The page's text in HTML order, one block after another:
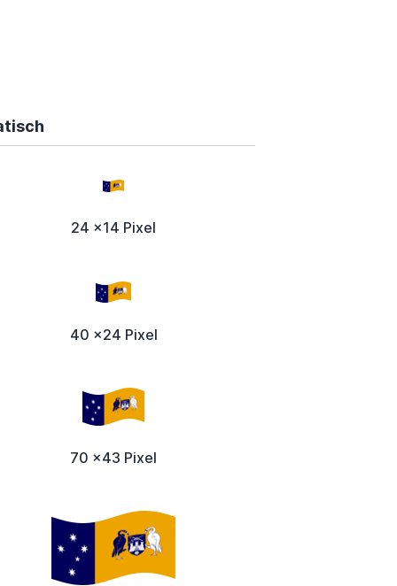
24 x14 Pixel
40 x24 Pixel
70 x43 Pixel